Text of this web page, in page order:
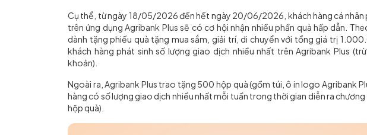
Cụ thể, từ ngày 18/05/2026 đến hết ngày 20/06/2026, khách hàng cá nhân
trên ứng dụng Agribank Plus sẽ có cơ hội nhận nhiều phần quà hấp dẫn.
dành tặng phiếu quà tặng mua sắm, giải trí, di chuyển với tổng giá trị
khách hàng phát sinh số lượng giao dịch nhiều nhất trên Agribank Plus
khoản).
Ngoài ra, Agribank Plus trao tặng 500 hộp quà (gồm túi, ô in logo Agribank
hàng có số lượng giao dịch nhiều nhất mỗi tuần trong thời gian diễn ra chương
hộp quà).